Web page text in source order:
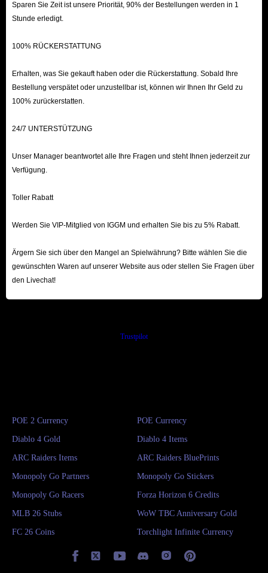
Sparen Sie Zeit ist unsere Priorität, 90% der Bestellungen werden in 1
Stunde erledigt.
100% RÜCKERSTATTUNG
Erhalten, was Sie gekauft haben oder die Rückerstattung. Sobald Ihre
Bestellung verspätet oder unzustellbar ist, können wir Ihnen Ihr Geld zu
100% zurückerstatten.
24/7 UNTERSTÜTZUNG
Unser Manager beantwortet alle Ihre Fragen und steht Ihnen jederzeit zur
Verfügung.
Toller Rabatt
Werden Sie VIP-Mitglied von IGGM und erhalten Sie bis zu 5% Rabatt.
Ärgern Sie sich über den Mangel an Spielwährung? Bitte wählen Sie die
gewünschten Waren auf unserer Website aus oder stellen Sie Fragen über
den Livechat!
Trustpilot
POE 2 Currency POE Currency
Diablo 4 Gold Diablo 4 Items
ARC Raiders Items ARC Raiders BluePrints
Monopoly Go Partners Monopoly Go Stickers
Monopoly Go Racers Forza Horizon 6 Credits
MLB 26 Stubs WoW TBC Anniversary Gold
FC 26 Coins Torchlight Infinite Currency